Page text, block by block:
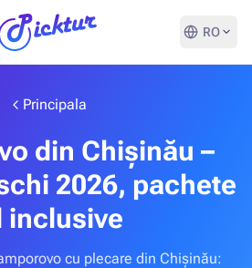
RO
Principala
din Chișinău –
2026, pachete
inclusive
cu plecare din Chișinău: